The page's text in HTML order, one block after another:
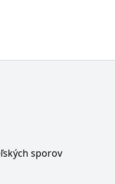
sporov